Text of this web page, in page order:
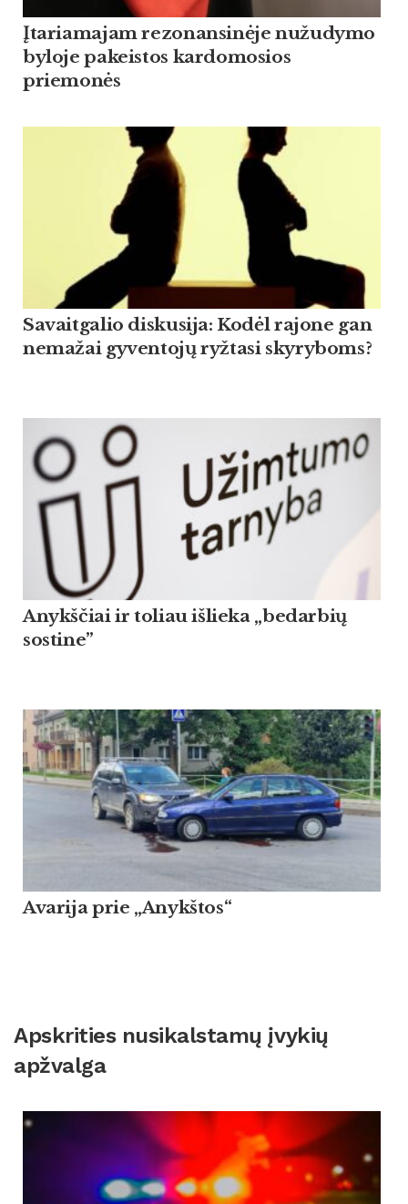
Įtariamajam rezonansinėje nužudymo
byloje pakeistos kardomosios
priemonės
Savaitgalio diskusija: Kodėl rajone gan
nemažai gyventojų ryžtasi skyryboms?
Anykščiai ir toliau išlieka „bedarbių
sostine”
Avarija prie „Anykštos“
Apskrities nusikalstamų įvykių
apžvalga